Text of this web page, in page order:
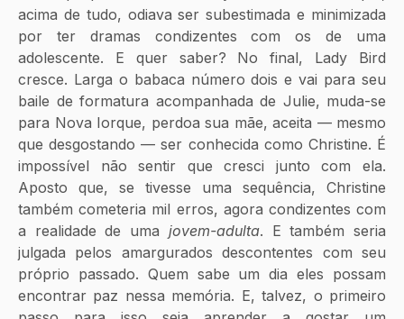
acima de tudo, odiava ser subestimada e minimizada
por ter dramas condizentes com os de uma
adolescente. E quer saber? No final, Lady Bird
cresce. Larga o babaca número dois e vai para seu
baile de formatura acompanhada de Julie, muda-se
para Nova Iorque, perdoa sua mãe, aceita — mesmo
que desgostando — ser conhecida como Christine. É
impossível não sentir que cresci junto com ela.
Aposto que, se tivesse uma sequência, Christine
também cometeria mil erros, agora condizentes com
a realidade de uma jovem-adulta. E também seria
julgada pelos amargurados descontentes com seu
próprio passado. Quem sabe um dia eles possam
encontrar paz nessa memória. E, talvez, o primeiro